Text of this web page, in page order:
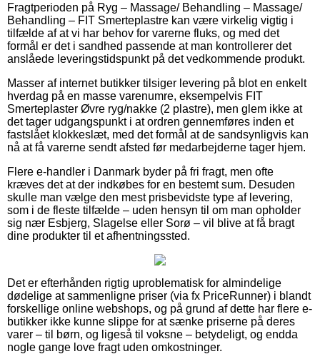
Fragtperioden på Ryg – Massage/ Behandling – Massage/
Behandling – FIT Smerteplastre kan være virkelig vigtig i
tilfælde af at vi har behov for varerne fluks, og med det
formål er det i sandhed passende at man kontrollerer det
anslåede leveringstidspunkt på det vedkommende produkt.
Masser af internet butikker tilsiger levering på blot en enkelt
hverdag på en masse varenumre, eksempelvis FIT
Smerteplaster Øvre ryg/nakke (2 plastre), men glem ikke at
det tager udgangspunkt i at ordren gennemføres inden et
fastslået klokkeslæt, med det formål at de sandsynligvis kan
nå at få varerne sendt afsted før medarbejderne tager hjem.
Flere e-handler i Danmark byder på fri fragt, men ofte
kræves det at der indkøbes for en bestemt sum. Desuden
skulle man vælge den mest prisbevidste type af levering,
som i de fleste tilfælde – uden hensyn til om man opholder
sig nær Esbjerg, Slagelse eller Sorø – vil blive at få bragt
dine produkter til et afhentningssted.
Det er efterhånden rigtig uproblematisk for almindelige
dødelige at sammenligne priser (via fx PriceRunner) i blandt
forskellige online webshops, og på grund af dette har flere e-
butikker ikke kunne slippe for at sænke priserne på deres
varer – til børn, og ligeså til voksne – betydeligt, og endda
nogle gange love fragt uden omkostninger.